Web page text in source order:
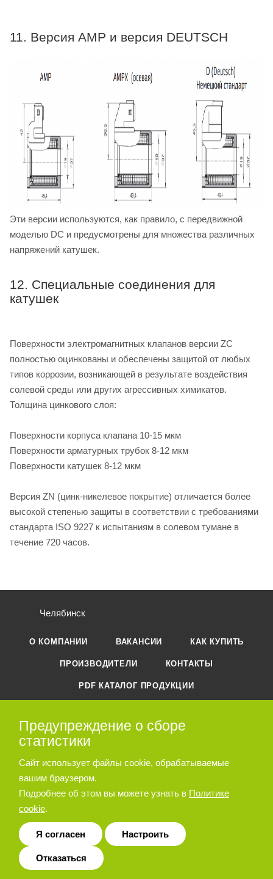
11. Версия AMP и версия DEUTSCH
Эти версии используются, как правило, с передвижной
моделью DC и предусмотрены для множества различных
напряжений катушек.
12. Специальные соединения для
катушек
Поверхности электромагнитных клапанов версии ZC
полностью оцинкованы и обеспечены защитой от любых
типов коррозии, возникающей в результате воздействия
солевой среды или других агрессивных химикатов.
Толщина цинкового слоя:
Поверхности корпуса клапана 10-15 мкм
Поверхности арматурных трубок 8-12 мкм
Поверхности катушек 8-12 мкм
Версия ZN (цинк-никелевое покрытие) отличается более
высокой степенью защиты в соответствии с требованиями
стандарта ISO 9227 к испытаниям в солевом тумане в
течение 720 часов.
Челябинск
О КОМПАНИИ ВАКАНСИИ КАК КУПИТЬ
ПРОИЗВОДИТЕЛИ КОНТАКТЫ
PDF КАТАЛОГ ПРОДУКЦИИ
ПОДПИСАТЬСЯ НА РАССЫЛКУ
Предупреждение о сборе
статистики
Сайт использует файлы cookie, обрабатываемые
вашим браузером.
Подробнее об этом вы можете узнать в Политике
cookie.
Я согласен Настроить
Отказаться